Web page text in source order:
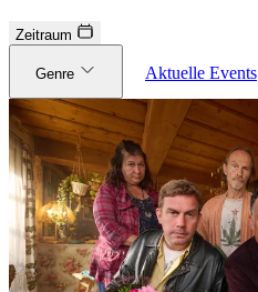
Zeitraum
Genre Aktuelle Events